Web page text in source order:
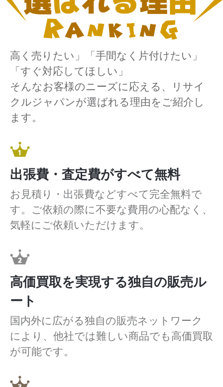
高く売りたい」「手間なく片付けたい」
「すぐ対応してほしい」
そんなお客様のニーズに応える、リサイ
クルジャパンが選ばれる理由をご紹介し
ます。
出張費・査定費がすべて無料
お見積り・出張費などすべて完全無料で
す。ご依頼の際に不要な費用の心配なく、
気軽にご依頼いただけます。
高価買取を実現する独自の販売ル
ート
国内外に広がる独自の販売ネットワーク
により、他社では難しい商品でも高価買取
が可能です。